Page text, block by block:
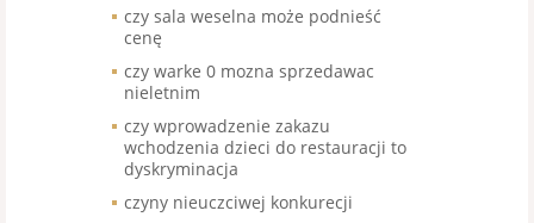
czy sala weselna może podnieść
cenę
czy warke 0 mozna sprzedawac
nieletnim
czy wprowadzenie zakazu
wchodzenia dzieci do restauracji to
dyskryminacja
czyny nieuczciwej konkurecji